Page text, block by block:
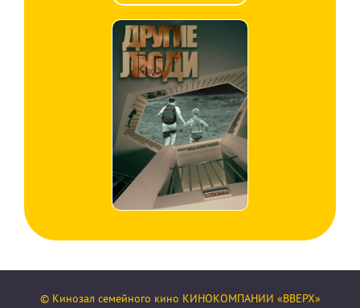
© Кинозал семейного кино КИНОКОМПАНИИ «ВВЕРХ»